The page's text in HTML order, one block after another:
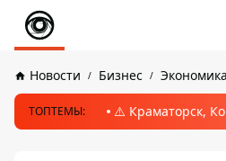
Новости Бизнес Экономика
ТОПТЕМЫ: ⚠️ Краматорск,